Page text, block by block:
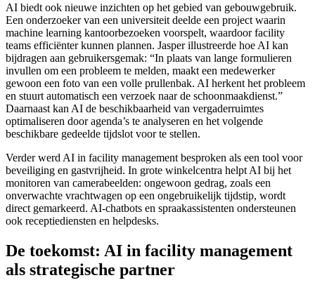
AI biedt ook nieuwe inzichten op het gebied van gebouwgebruik.
Een onderzoeker van een universiteit deelde een project waarin
machine learning kantoorbezoeken voorspelt, waardoor facility
teams efficiënter kunnen plannen. Jasper illustreerde hoe AI kan
bijdragen aan gebruikersgemak: “In plaats van lange formulieren
invullen om een probleem te melden, maakt een medewerker
gewoon een foto van een volle prullenbak. AI herkent het probleem
en stuurt automatisch een verzoek naar de schoonmaakdienst.”
Daarnaast kan AI de beschikbaarheid van vergaderruimtes
optimaliseren door agenda’s te analyseren en het volgende
beschikbare gedeelde tijdslot voor te stellen.
Verder werd AI in facility management besproken als een tool voor
beveiliging en gastvrijheid. In grote winkelcentra helpt AI bij het
monitoren van camerabeelden: ongewoon gedrag, zoals een
onverwachte vrachtwagen op een ongebruikelijk tijdstip, wordt
direct gemarkeerd. AI-chatbots en spraakassistenten ondersteunen
ook receptiediensten en helpdesks.
De toekomst: AI in facility management
als strategische partner